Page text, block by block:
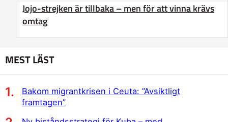
Jojo-strejken är tillbaka – men för att vinna krävs
omtag
MEST LÄST
Bakom migrantkrisen i Ceuta: ”Avsiktligt
framtagen”